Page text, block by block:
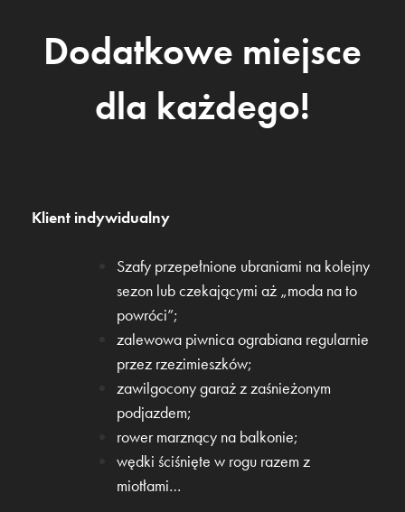
Dodatkowe miejsce
dla każdego!
Klient indywidualny
Szafy przepełnione ubraniami na kolejny
sezon lub czekającymi aż „moda na to
powróci”;
zalewowa piwnica ograbiana regularnie
przez rzezimieszków;
zawilgocony garaż z zaśnieżonym
podjazdem;
rower marznący na balkonie;
wędki ściśnięte w rogu razem z
miotłami…